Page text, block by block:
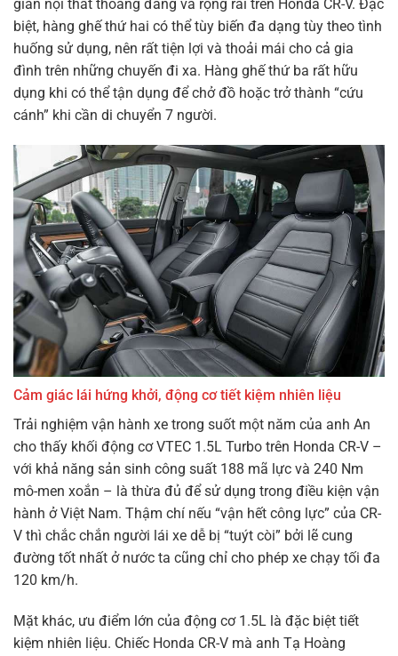
gian nội thất thoáng đãng và rộng rãi trên Honda CR-V. Đặc
biệt, hàng ghế thứ hai có thể tùy biến đa dạng tùy theo tình
huống sử dụng, nên rất tiện lợi và thoải mái cho cả gia
đình trên những chuyến đi xa. Hàng ghế thứ ba rất hữu
dụng khi có thể tận dụng để chở đồ hoặc trở thành “cứu
cánh” khi cần di chuyển 7 người.
Cảm giác lái hứng khởi, động cơ tiết kiệm nhiên liệu
Trải nghiệm vận hành xe trong suốt một năm của anh An
cho thấy khối động cơ VTEC 1.5L Turbo trên Honda CR-V –
với khả năng sản sinh công suất 188 mã lực và 240 Nm
mô-men xoắn – là thừa đủ để sử dụng trong điều kiện vận
hành ở Việt Nam. Thậm chí nếu “vận hết công lực” của CR-
V thì chắc chắn người lái xe dễ bị “tuýt còi” bởi lẽ cung
đường tốt nhất ở nước ta cũng chỉ cho phép xe chạy tối đa
120 km/h.
Mặt khác, ưu điểm lớn của động cơ 1.5L là đặc biệt tiết
kiệm nhiên liệu. Chiếc Honda CR-V mà anh Tạ Hoàng